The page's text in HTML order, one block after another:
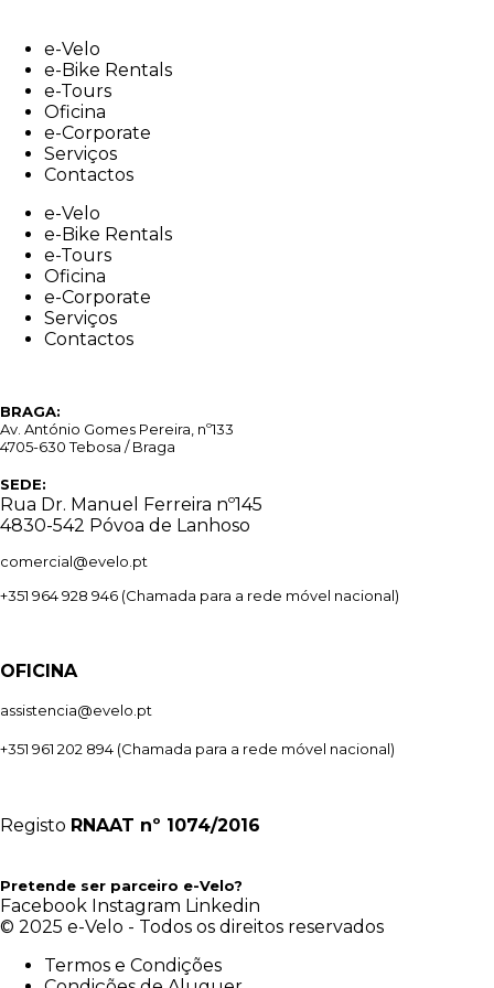
contente-Velo
e-Bike Rentals
e-Tours
Oficina
e-Corporate
Serviços
Contactos
e-Velo
e-Bike Rentals
e-Tours
Oficina
e-Corporate
Serviços
Contactos
BRAGA:
Av. António Gomes Pereira, nº133
4705-630 Tebosa / Braga
SEDE:
Rua Dr. Manuel Ferreira nº145
4830-542 Póvoa de Lanhoso
comercial@evelo.pt
+351 964 928 946 (Chamada para a rede móvel nacional)
OFICINA
assistencia@evelo.pt
+351 961 202 894 (Chamada para a rede móvel nacional)
Registo RNAAT nº 1074/2016
Pretende ser parceiro e-Velo?
Facebook Instagram Linkedin
© 2025 e-Velo - Todos os direitos reservados
Termos e Condições